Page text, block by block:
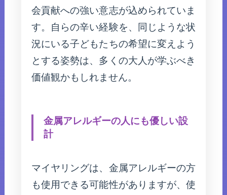
会貢献への強い意志が込められていま
す。自らの辛い経験を、同じような状
況にいる子どもたちの希望に変えよう
とする姿勢は、多くの大人が学ぶべき
価値観かもしれません。
金属アレルギーの人にも優しい設
計
マイヤリングは、金属アレルギーの方
も使用できる可能性がありますが、使